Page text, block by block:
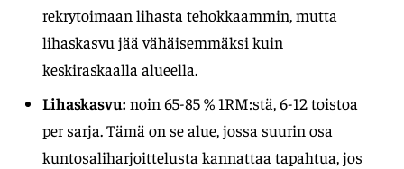
rekrytoimaan lihasta tehokkaammin, mutta
lihaskasvu jää vähäisemmäksi kuin
keskiraskaalla alueella.
Lihaskasvu: noin 65-85 % 1RM:stä, 6-12 toistoa
per sarja. Tämä on se alue, jossa suurin osa
kuntosaliharjoittelusta kannattaa tapahtua, jos